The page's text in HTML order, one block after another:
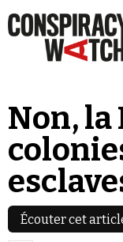
Non, la
Écouter cet